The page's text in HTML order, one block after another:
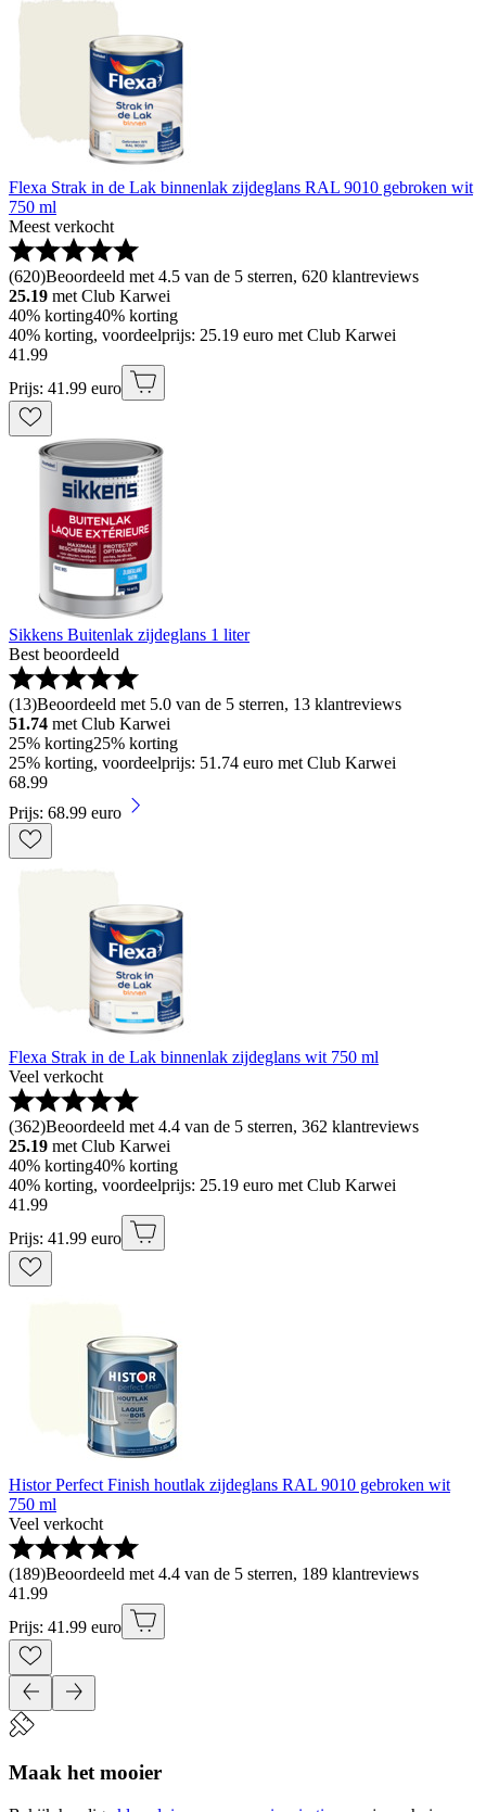
Flexa Strak in de Lak binnenlak zijdeglans RAL 9010 gebroken wit
750 ml
Meest verkocht
(620)Beoordeeld met 4.5 van de 5 sterren, 620 klantreviews
25.19 met Club Karwei
40% korting40% korting
40% korting, voordeelprijs: 25.19 euro met Club Karwei
41 .99
Prijs: 41.99 euro
Sikkens Buitenlak zijdeglans 1 liter
Best beoordeeld
(13)Beoordeeld met 5.0 van de 5 sterren, 13 klantreviews
51.74 met Club Karwei
25% korting25% korting
25% korting, voordeelprijs: 51.74 euro met Club Karwei
68.99
Prijs: 68.99 euro
Flexa Strak in de Lak binnenlak zijdeglans wit 750 ml
Veel verkocht
(362)Beoordeeld met 4.4 van de 5 sterren, 362 klantreviews
25.19 met Club Karwei
40% korting40% korting
40% korting, voordeelprijs: 25.19 euro met Club Karwei
41 .99
Prijs: 41.99 euro
Histor Perfect Finish houtlak zijdeglans RAL 9010 gebroken wit
750 ml
Veel verkocht
(189)Beoordeeld met 4.4 van de 5 sterren, 189 klantreviews
41 .99
Prijs: 41.99 euro
Maak het mooier